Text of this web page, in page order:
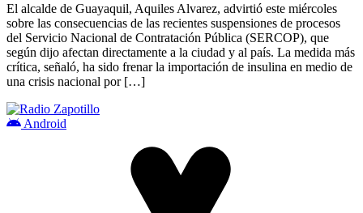
El alcalde de Guayaquil, Aquiles Alvarez, advirtió este miércoles
sobre las consecuencias de las recientes suspensiones de procesos
del Servicio Nacional de Contratación Pública (SERCOP), que
según dijo afectan directamente a la ciudad y al país. La medida más
crítica, señaló, ha sido frenar la importación de insulina en medio de
una crisis nacional por […]
Android